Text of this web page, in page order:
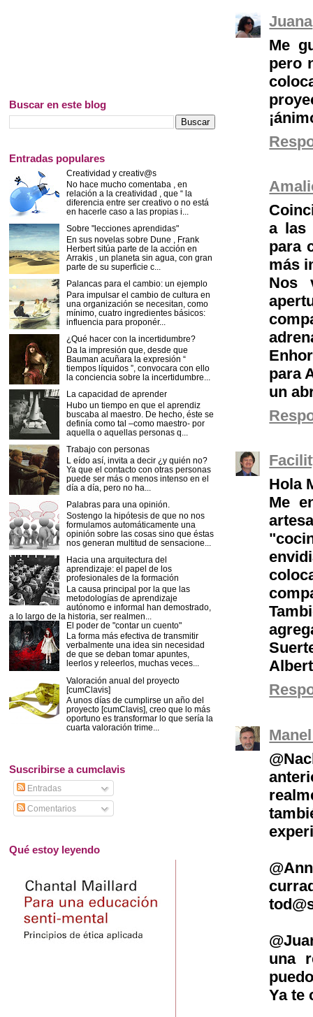
Juana
Me
pero
a las
para
más
Nos
para
un
Hola
Me
una
Ya te
Buscar en este blog
Entradas populares
Creatividad y creativ@s
No hace mucho comentaba , en
relación a la creatividad , que “ la
diferencia entre ser creativo o no está
en hacerle caso a las propias i...
Sobre "lecciones aprendidas"
En sus novelas sobre Dune , Frank
Herbert sitúa parte de la acción en
Arrakis , un planeta sin agua, con gran
parte de su superficie c...
Palancas para el cambio: un ejemplo
Para impulsar el cambio de cultura en
una organización se necesitan, como
mínimo, cuatro ingredientes básicos:
influencia para proponér...
¿Qué hacer con la incertidumbre?
Da la impresión que, desde que
Bauman acuñara la expresión “
tiempos líquidos ”, convocara con ello
la conciencia sobre la incertidumbre...
La capacidad de aprender
Hubo un tiempo en que el aprendiz
buscaba al maestro. De hecho, éste se
definía como tal –como maestro- por
aquella o aquellas personas q...
Trabajo con personas
L eído así, invita a decir ¿y quién no?
Ya que el contacto con otras personas
puede ser más o menos intenso en el
día a día, pero no ha...
Palabras para una opinión.
Sostengo la hipótesis de que no nos
formulamos automáticamente una
opinión sobre las cosas sino que éstas
nos generan multitud de sensacione...
Hacia una arquitectura del
aprendizaje: el papel de los
profesionales de la formación
La causa principal por la que las
metodologías de aprendizaje
autónomo e informal han demostrado,
a lo largo de la historia, ser realmen...
El poder de "contar un cuento"
La forma más efectiva de transmitir
verbalmente una idea sin necesidad
de que se deban tomar apuntes,
leerlos y releerlos, muchas veces...
Valoración anual del proyecto
[cumClavis]
A unos días de cumplirse un año del
proyecto [cumClavis], creo que lo más
oportuno es transformar lo que sería la
cuarta valoración trime...
Suscribirse a cumclavis
Entradas
Comentarios
Qué estoy leyendo